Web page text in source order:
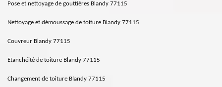
Pose et nettoyage de gouttières Blandy 77115
Nettoyage et démoussage de toiture Blandy 77115
Couvreur Blandy 77115
Etanchéité de toiture Blandy 77115
Changement de toiture Blandy 77115